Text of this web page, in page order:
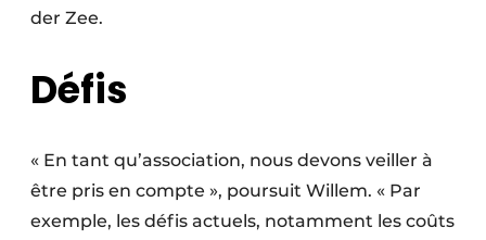
der Zee.
Défis
« En tant qu’association, nous devons veiller à
être pris en compte », poursuit Willem. « Par
exemple, les défis actuels, notamment les coûts